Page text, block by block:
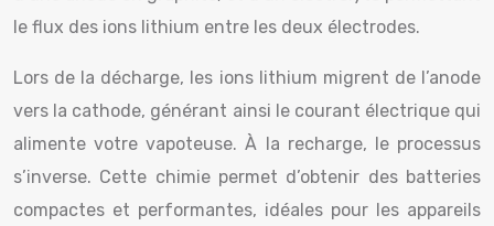
le flux des ions lithium entre les deux électrodes.
Lors de la décharge, les ions lithium migrent de l’anode
vers la cathode, générant ainsi le courant électrique qui
alimente votre vapoteuse. À la recharge, le processus
s’inverse. Cette chimie permet d’obtenir des batteries
compactes et performantes, idéales pour les appareils